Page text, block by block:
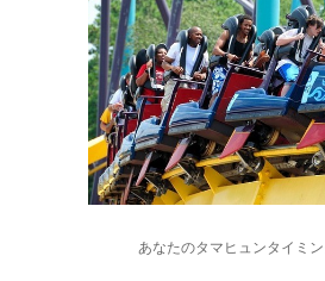
あなたのタマヒュンタイミ